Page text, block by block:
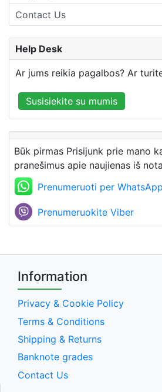
Contact Us
Help Desk
Ar jums reikia pagalbos? Ar
Susisiekite su mumis
Būk pirmas Prisijunk prie mano
pranešimus apie naujienas iš
Prenumeruoti per WhatsApp
Prenumeruokite Viber
Information
Privacy & Cookie Policy
Terms & Conditions
Shipping & Returns
Banknote grades
Contact Us